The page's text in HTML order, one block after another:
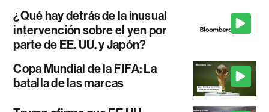
¿Qué hay detrás de la inusual
intervención sobre el yen por
parte de EE. UU. y Japón?
Copa Mundial de la FIFA: La
batalla de las marcas